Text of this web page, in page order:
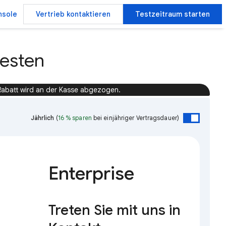
Vertrieb kontaktieren Testzeitraum starten
wird an der Kasse abgezogen.
Jährlich (16 % sparen bei einjähriger Vertragsdauer)
Enterprise
Treten Sie mit uns in